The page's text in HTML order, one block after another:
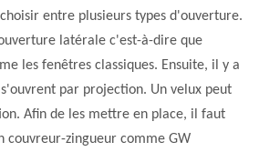
entre plusieurs types d'ouverture.
latérale c'est-à-dire que
les fenêtres classiques. Ensuite, il y a
par projection. Un velux peut
Afin de les mettre en place, il faut
couvreur-zingueur comme GW